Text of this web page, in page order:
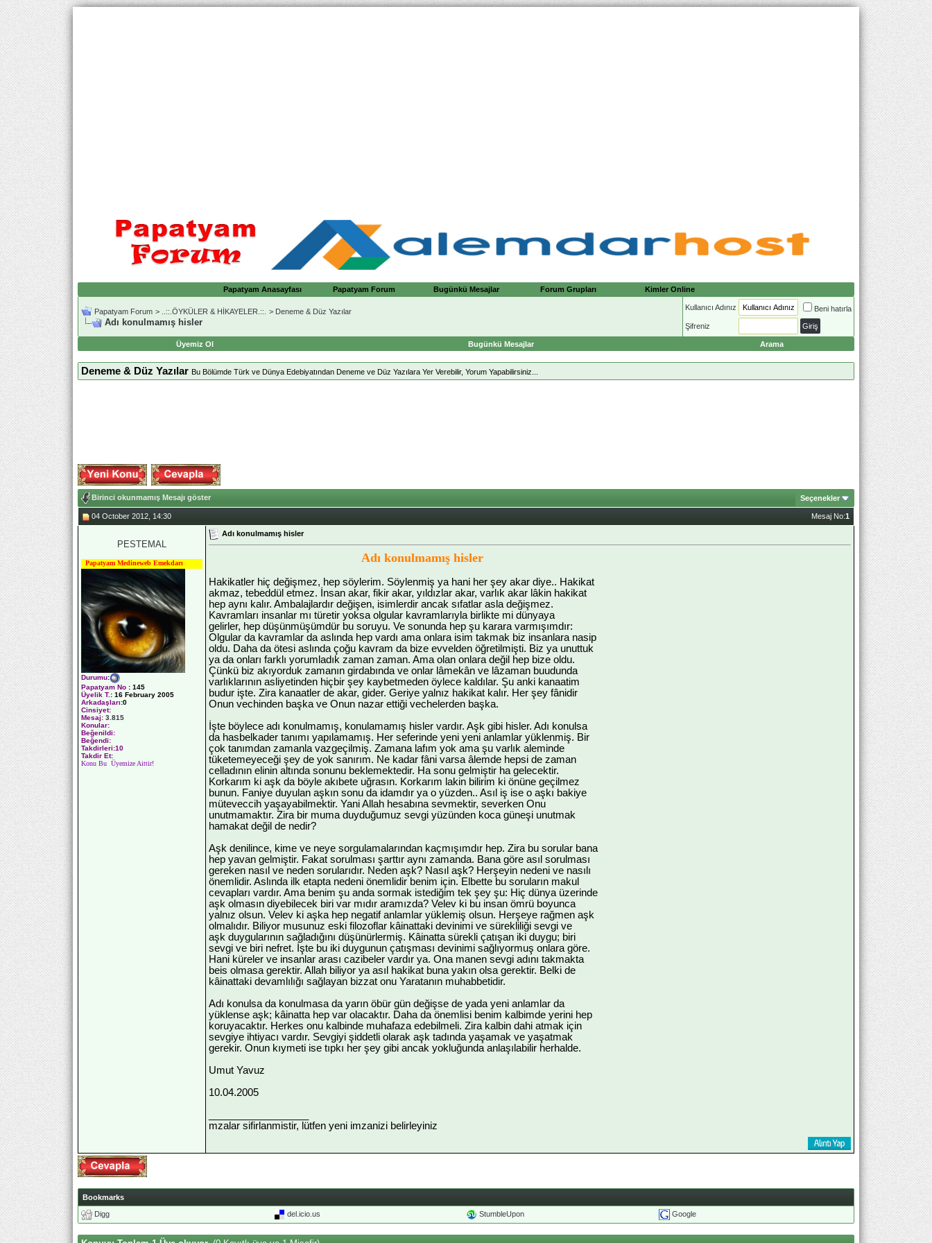
Papatyam Anasayfası Papatyam Forum Bugünkü Mesajlar Forum Grupları Kimler Online
Papatyam Forum > ..::.ÖYKÜLER & HİKAYELER.::. > Deneme & Düz Yazılar
Adı konulmamış hisler
Kullanıcı Adınız Beni hatırla
Şifreniz
Üyemiz Ol Bugünkü Mesajlar Arama
Deneme & Düz Yazılar Bu Bölümde Türk ve Dünya Edebiyatından Deneme ve Düz Yazılara Yer Verebilir, Yorum Yapabilirsiniz...
Birinci okunmamış Mesajı göster Seçenekler
04 October 2012, 14:30 Mesaj No:1
PESTEMAL
Papatyam Medineweb Emekdarı
Durumu:
Papatyam No : 145
Üyelik T.: 16 February 2005
Arkadaşları:0
Cinsiyet:
Mesaj: 3.815
Konular:
Beğenildi:
Beğendi:
Takdirleri:10
Takdir Et:
Konu Bu Üyemize Aittir!
Adı konulmamış hisler
Adı konulmamış hisler
Hakikatler hiç değişmez, hep söylerim. Söylenmiş ya hani her şey akar diye.. Hakikat
akmaz, tebeddül etmez. İnsan akar, fikir akar, yıldızlar akar, varlık akar lâkin hakikat
hep aynı kalır. Ambalajlardır değişen, isimlerdir ancak sıfatlar asla değişmez.
Kavramları insanlar mı türetir yoksa olgular kavramlarıyla birlikte mi dünyaya
gelirler, hep düşünmüşümdür bu soruyu. Ve sonunda hep şu karara varmışımdır:
Olgular da kavramlar da aslında hep vardı ama onlara isim takmak biz insanlara nasip
oldu. Daha da ötesi aslında çoğu kavram da bize evvelden öğretilmişti. Biz ya unuttuk
ya da onları farklı yorumladık zaman zaman. Ama olan onlara değil hep bize oldu.
Çünkü biz akıyorduk zamanın girdabında ve onlar lâmekân ve lâzaman buudunda
varlıklarının asliyetinden hiçbir şey kaybetmeden öylece kaldılar. Şu anki kanaatim
budur işte. Zira kanaatler de akar, gider. Geriye yalnız hakikat kalır. Her şey fânidir
Onun vechinden başka ve Onun nazar ettiği vechelerden başka.
İşte böylece adı konulmamış, konulamamış hisler vardır. Aşk gibi hisler. Adı konulsa
da hasbelkader tanımı yapılamamış. Her seferinde yeni yeni anlamlar yüklenmiş. Bir
çok tanımdan zamanla vazgeçilmiş. Zamana lafım yok ama şu varlık aleminde
tüketemeyeceği şey de yok sanırım. Ne kadar fâni varsa âlemde hepsi de zaman
celladının elinin altında sonunu beklemektedir. Ha sonu gelmiştir ha gelecektir.
Korkarım ki aşk da böyle akıbete uğrasın. Korkarım lakin bilirim ki önüne geçilmez
bunun. Faniye duyulan aşkın sonu da idamdır ya o yüzden.. Asıl iş ise o aşkı bakiye
müteveccih yaşayabilmektir. Yani Allah hesabına sevmektir, severken Onu
unutmamaktır. Zira bir muma duyduğumuz sevgi yüzünden koca güneşi unutmak
hamakat değil de nedir?
Aşk denilince, kime ve neye sorgulamalarından kaçmışımdır hep. Zira bu sorular bana
hep yavan gelmiştir. Fakat sorulması şarttır aynı zamanda. Bana göre asıl sorulması
gereken nasıl ve neden sorularıdır. Neden aşk? Nasıl aşk? Herşeyin nedeni ve nasılı
önemlidir. Aslında ilk etapta nedeni önemlidir benim için. Elbette bu soruların makul
cevapları vardır. Ama benim şu anda sormak istediğim tek şey şu: Hiç dünya üzerinde
aşk olmasın diyebilecek biri var mıdır aramızda? Velev ki bu insan ömrü boyunca
yalnız olsun. Velev ki aşka hep negatif anlamlar yüklemiş olsun. Herşeye rağmen aşk
olmalıdır. Biliyor musunuz eski filozoflar kâinattaki devinimi ve sürekliliği sevgi ve
aşk duygularının sağladığını düşünürlermiş. Kâinatta sürekli çatışan iki duygu; biri
sevgi ve biri nefret. İşte bu iki duygunun çatışması devinimi sağlıyormuş onlara göre.
Hani küreler ve insanlar arası cazibeler vardır ya. Ona manen sevgi adını takmakta
beis olmasa gerektir. Allah biliyor ya asıl hakikat buna yakın olsa gerektir. Belki de
kâinattaki devamlılığı sağlayan bizzat onu Yaratanın muhabbetidir.
Adı konulsa da konulmasa da yarın öbür gün değişse de yada yeni anlamlar da
yüklense aşk; kâinatta hep var olacaktır. Daha da önemlisi benim kalbimde yerini hep
koruyacaktır. Herkes onu kalbinde muhafaza edebilmeli. Zira kalbin dahi atmak için
sevgiye ihtiyacı vardır. Sevgiyi şiddetli olarak aşk tadında yaşamak ve yaşatmak
gerekir. Onun kıymeti ise tıpkı her şey gibi ancak yokluğunda anlaşılabilir herhalde.
Umut Yavuz
10.04.2005
mzalar sifirlanmistir, lütfen yeni imzanizi belirleyiniz
Bookmarks
Digg
del.icio.us StumbleUpon Google